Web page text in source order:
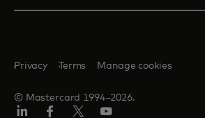
© Mastercard 1994–2026.
Privacy Terms Manage cookies